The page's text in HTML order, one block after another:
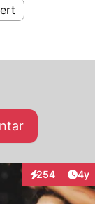
254
Interaktionen
4y